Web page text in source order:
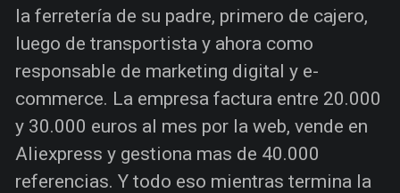
la ferretería de su padre, primero de cajero,
luego de transportista y ahora como
responsable de marketing digital y e-
commerce. La empresa factura entre 20.000
y 30.000 euros al mes por la web, vende en
Aliexpress y gestiona mas de 40.000
referencias. Y todo eso mientras termina la